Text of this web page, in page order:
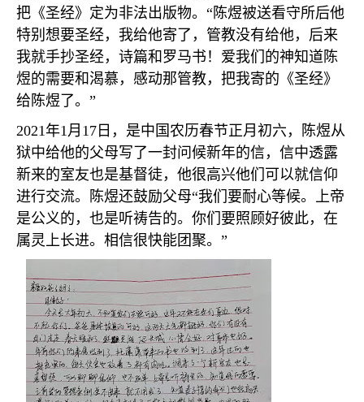
把《圣经》定为非法出版物。 “陈煜被送看守所后他
特别想要圣经，我给他寄了，管教没有给他，后来
我就手抄圣经，诗篇和罗马书！爱我们的神知道陈
煜的需要和渴慕，感动那管教，把我寄的《圣经》
给陈煜了。 ”
2021年1月 17 日，是中国农历春节正月初六，陈煜从
狱中给他的父母写了一封问候新年的信，信中透露
新来的室友也是基督徒，他很高兴他们可以就信仰
进行交流。陈煜还鼓励父母“我们要耐心等候。上帝
是公义的，也是听祷告的。你们要照顾好彼此，在
属灵上长进。相信很快能团聚。 ”